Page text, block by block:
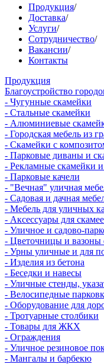
Продукция/
Доставка/
Услуги/
Сотрудничество/
Вакансии/
Контакты
Продукция
Благоустройство
- Чугунные скамейки
- Стальные скамейки
- Алюминиевые
- Городская мебель из
- Скамейки с
- Парковые диваны и
- Рекламные скамейки
- Парковые качели
- "Вечная" уличная
- Садовая и дачная
- Мебель для уличных
- Аксессуары для
- Уличное и садово-
- Цветочницы и вазоны
- Урны уличные и для
- Изделия из бетона
- Беседки и навесы
- Уличные стенды,
- Велосипедные
- Оборудование для
- Тротуарные столбики
- Товары для ЖКХ
- Ограждения
- Уличное резиновое
- Мангалы и барбекю